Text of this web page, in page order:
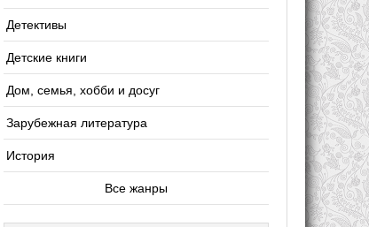
Детективы
Детские книги
Дом, семья, хобби и досуг
Зарубежная литература
История
Все жанры